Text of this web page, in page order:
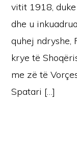
vitit 1918,
dhe u
quhej ndryshe,
krye të
me zë të
Spatari […]